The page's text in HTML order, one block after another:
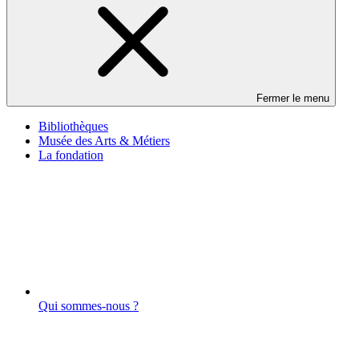
Fermer le menu
Bibliothèques
Musée des Arts & Métiers
La fondation
Qui sommes-nous ?